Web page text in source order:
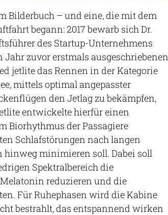
Bilderbuch – und eine, die mit dem
begann: 2017 bewarb sich Dr.
des Startup-Unternehmens
zuvor erstmals ausgeschriebenen
jetlite das Rennen in der Kategorie
mittels optimal angepasster
den Jetlag zu bekämpfen,
entwickelte hierfür einen
Biorhythmus der Passagiere
Schlafstörungen nach langen
hinweg minimieren soll. Dabei soll
Spektralbereich die
reduzieren und die
Für Ruhephasen wird die Kabine
bestrahlt, das entspannend wirken